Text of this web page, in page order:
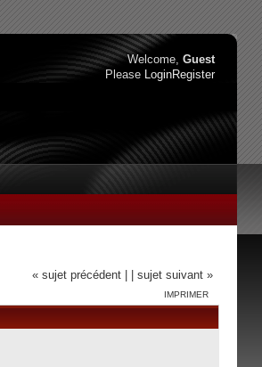
Welcome, Guest
Please LoginRegister
« sujet précédent | | sujet suivant »
IMPRIMER